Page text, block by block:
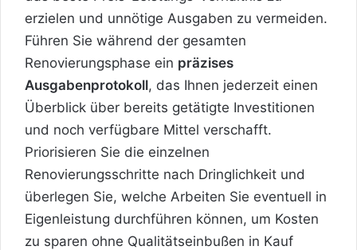
erzielen und unnötige Ausgaben zu vermeiden.
Führen Sie während der gesamten
Renovierungsphase ein präzises
Ausgabenprotokoll, das Ihnen jederzeit einen
Überblick über bereits getätigte Investitionen
und noch verfügbare Mittel verschafft.
Priorisieren Sie die einzelnen
Renovierungsschritte nach Dringlichkeit und
überlegen Sie, welche Arbeiten Sie eventuell in
Eigenleistung durchführen können, um Kosten
zu sparen ohne Qualitätseinbußen in Kauf